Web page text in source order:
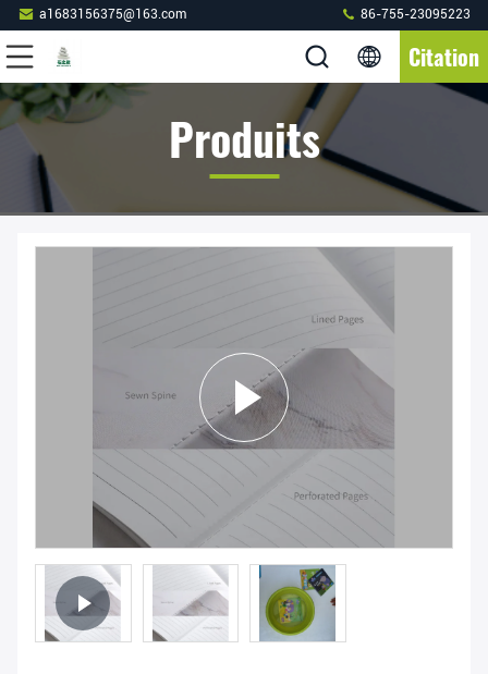
a1683156375@163.com 86-755-23095223
Citation
Produits